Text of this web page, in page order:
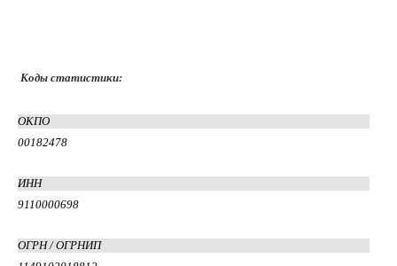
Коды статистики:
ОКПО
00182478
ИНН
9110000698
ОГРН / ОГРНИП